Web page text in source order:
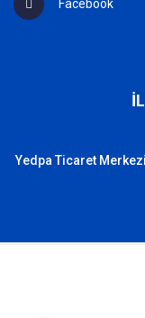
Facebook
Yedpa Ticaret